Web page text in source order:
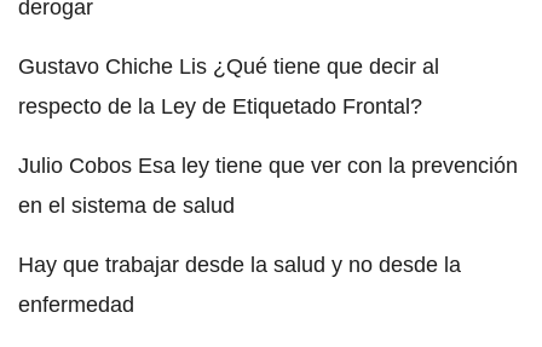
derogar
Gustavo Chiche Lis ¿Qué tiene que decir al
respecto de la Ley de Etiquetado Frontal?
Julio Cobos Esa ley tiene que ver con la prevención
en el sistema de salud
Hay que trabajar desde la salud y no desde la
enfermedad